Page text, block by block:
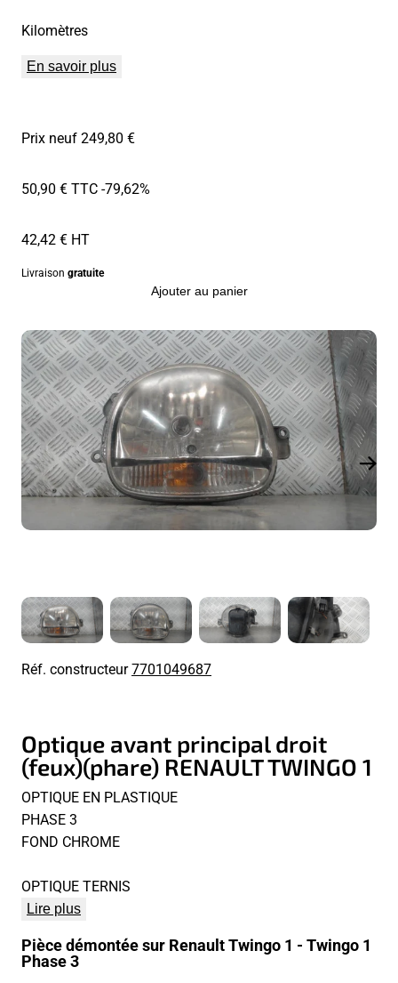
Kilomètres
En savoir plus
Prix neuf 249,80 €
50,90 € TTC-79,62%
42,42 € HT
Livraison gratuite
Ajouter au panier
Réf. constructeur7701049687
Optique avant principal droit
(feux)(phare) RENAULT TWINGO 1
OPTIQUE EN PLASTIQUE
PHASE 3
FOND CHROME
OPTIQUE TERNIS
Lire plus
Pièce démontée sur Renault Twingo 1 - Twingo 1
Phase 3